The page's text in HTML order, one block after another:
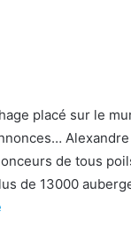
placé sur le
Alexandre
de tous
de 13000